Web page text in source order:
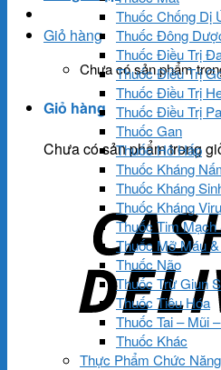
Giỏ hàng
Chưa có sản phẩm
Giỏ hàng
Chưa có sản phẩm trong
Thuốc Chống Dị
Thuốc Đông
Thuốc Điều Trị
Thuốc Điều Trị
Thuốc Điều Trị
Thuốc Điều Trị
Thuốc Gan
Thuốc Hô Hấp
Thuốc Kháng
Thuốc Kháng
Thuốc Kháng
Thuốc Tim Mạch
Thuốc Mỡ Máu
Thuốc Não
Thuốc Trừ Giun
Thuốc Tiêu Hóa
Thuốc Tai – Mũi
Thuốc Khác
Thực Phẩm Chức Năng